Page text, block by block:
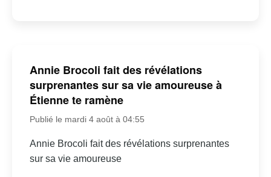
Annie Brocoli fait des révélations
surprenantes sur sa vie amoureuse à
Étienne te ramène
Publié le mardi 4 août à 04:55
Annie Brocoli fait des révélations surprenantes
sur sa vie amoureuse